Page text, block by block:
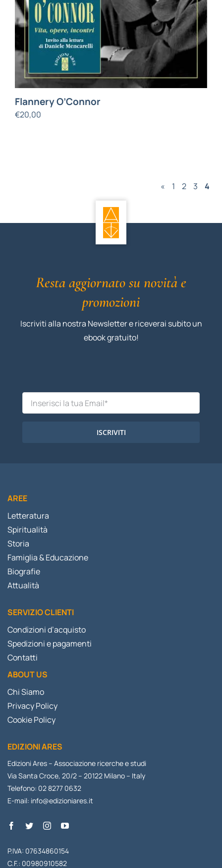
Flannery O’Connor
€20,00
« 1 2 3 4
Resta aggiornato su novità e
promozioni
Iscriviti alla nostra Newsletter e riceverai subito un
ebook gratuito!
ISCRIVITI
AREE
Letteratura
Spiritualità
Storia
Famiglia & Educazione
Biografie
Attualità
SERVIZIO CLIENTI
Condizioni d’acquisto
Spedizioni e pagamenti
Contatti
ABOUT US
Chi Siamo
Privacy Policy
Cookie Policy
EDIZIONI ARES
Edizioni Ares – Associazione ricerche e studi
Via Santa Croce, 20/2 – 20122 Milano – Italy
Telefono: 02 8277 0632
E-mail: info@edizioniares.it
P.IVA: 07634860154
C.F.: 00980910582